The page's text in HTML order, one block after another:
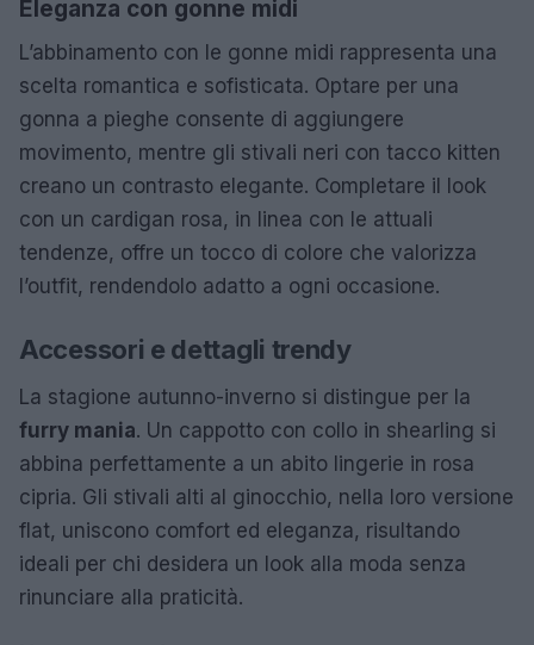
Eleganza con gonne midi
L’abbinamento con le gonne midi rappresenta una
scelta romantica e sofisticata. Optare per una
gonna a pieghe consente di aggiungere
movimento, mentre gli stivali neri con tacco kitten
creano un contrasto elegante. Completare il look
con un cardigan rosa, in linea con le attuali
tendenze, offre un tocco di colore che valorizza
l’outfit, rendendolo adatto a ogni occasione.
Accessori e dettagli trendy
La stagione autunno-inverno si distingue per la
furry mania. Un cappotto con collo in shearling si
abbina perfettamente a un abito lingerie in rosa
cipria. Gli stivali alti al ginocchio, nella loro versione
flat, uniscono comfort ed eleganza, risultando
ideali per chi desidera un look alla moda senza
rinunciare alla praticità.